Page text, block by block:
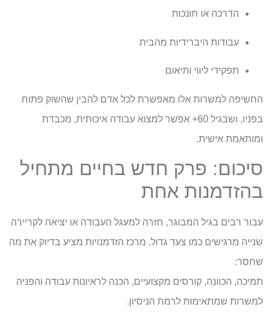
הדרכה או חונכות
עבודות היברידיות מהבית
תפקידי ליווי ותיאום
החשיפה למשרות אלו מאפשרת לכל אדם להבין שהשוק פתוח
בפניו, ושבגיל 60+ אפשר למצוא עבודה איכותית, מכבדת
ומותאמת אישית.
סיכום: פרק חדש בחיים מתחיל
בהזדמנות אחת
עבור רבים בגיל המבוגר, חזרה למעגל העבודה או יציאה לקריירה
שנייה מרגישים כמו צעד גדול. מרכז הזדמנויות מציע בדיוק את מה
שחסר:
תמיכה, הכוונה, קורסים מקצועיים, הכנה לראיונות עבודה והפניה
למשרות שמתאימות לרמת הניסיון.